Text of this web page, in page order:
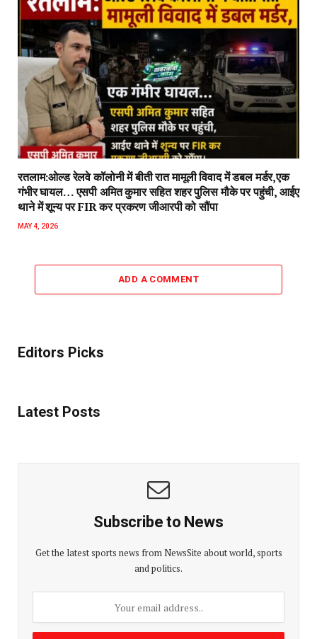
रतलाम:ओल्ड रेलवे कॉलोनी में बीती रात मामूली विवाद में डबल मर्डर,एक
गंभीर घायल… एसपी अमित कुमार सहित शहर पुलिस मौके पर पहुंची, आईए
थाने में शून्य पर FIR कर प्रकरण जीआरपी को सौंपा
MAY 4, 2026
ADD A COMMENT
Editors Picks
Latest Posts
Subscribe to News
Get the latest sports news from NewsSite about world, sports
and politics.